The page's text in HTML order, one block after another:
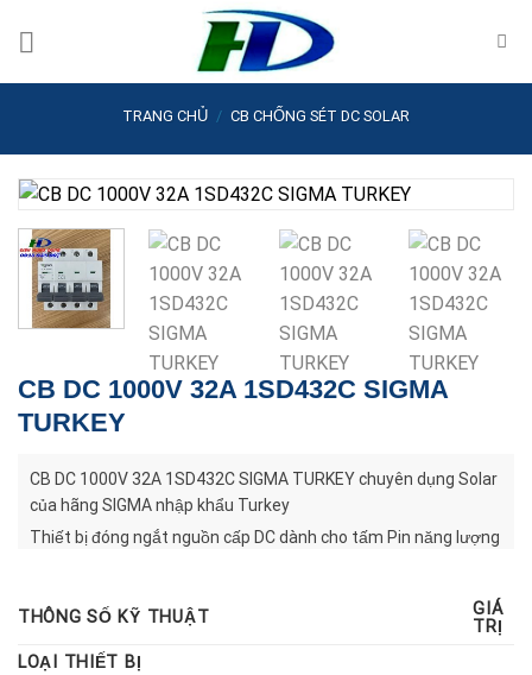
TRANG CHỦ / CB CHỐNG SÉT DC SOLAR
CB DC 1000V 32A 1SD432C SIGMA
TURKEY
CB DC 1000V 32A 1SD432C SIGMA TURKEY chuyên dụng Solar
của hãng SIGMA nhập khẩu Turkey
Thiết bị đóng ngắt nguồn cấp DC dành cho tấm Pin năng lượng
hồ quang chuyên dụng cho điện mặt trời , khác với các CB
THÔNG SỐ KỸ THUẬT
GIÁ
TRỊ
LOẠI THIẾT BỊ